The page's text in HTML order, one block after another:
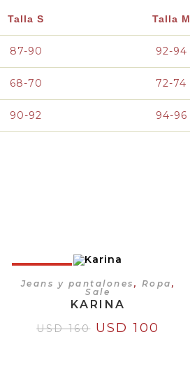
Talla S Talla M
87-90 92-94
68-70 72-74
90-92 94-96
SELECCIONAR OPCIONES
Jeans y pantalones , Ropa ,
Sale
KARINA
USD160 USD 100